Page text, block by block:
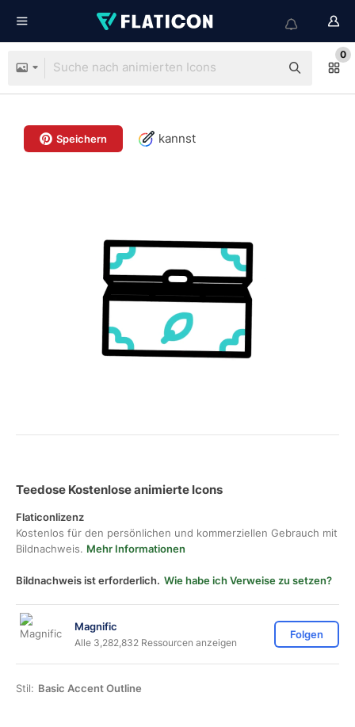
0
Speichern kannst
Teedose Kostenlose animierte Icons
Flaticonlizenz
Kostenlos für den persönlichen und kommerziellen Gebrauch mit
Bildnachweis. Mehr Informationen
Bildnachweis ist erforderlich. Wie habe ich Verweise zu setzen?
Magnific
Alle 3,282,832 Ressourcen anzeigen
Folgen
Stil: Basic Accent Outline